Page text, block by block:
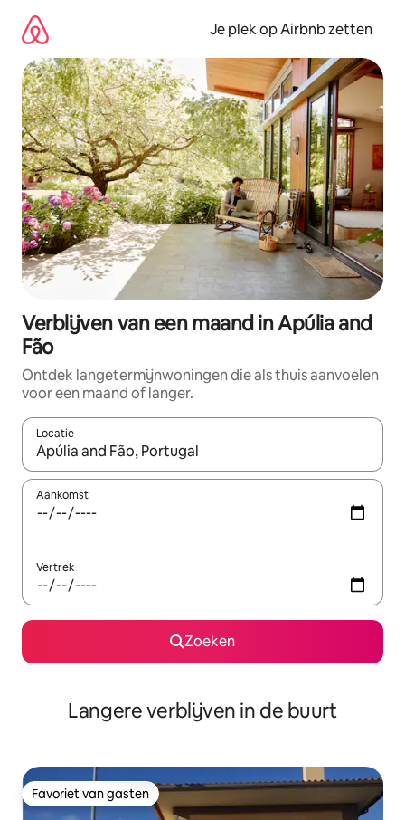
direct
naar
inhoud
Je plek op Airbnb zetten
Verblijven van een maand in Apúlia and
Fão
Ontdek langetermijnwoningen die als thuis aanvoelen
voor een maand of langer.
Locatie
Wanneer er resultaten beschikbaar zijn, maak je een keuze
Aankomst
Vertrek
Zoeken
Langere verblijven in de buurt
Favoriet van gasten
Favoriet van gasten